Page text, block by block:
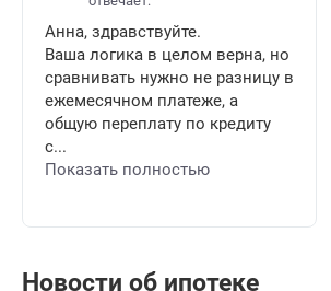
Анна, здравствуйте.
Ваша логика в целом верна, но
сравнивать нужно не разницу в
ежемесячном платеже, а
общую переплату по кредиту
с...
Показать полностью
Новости об ипотеке